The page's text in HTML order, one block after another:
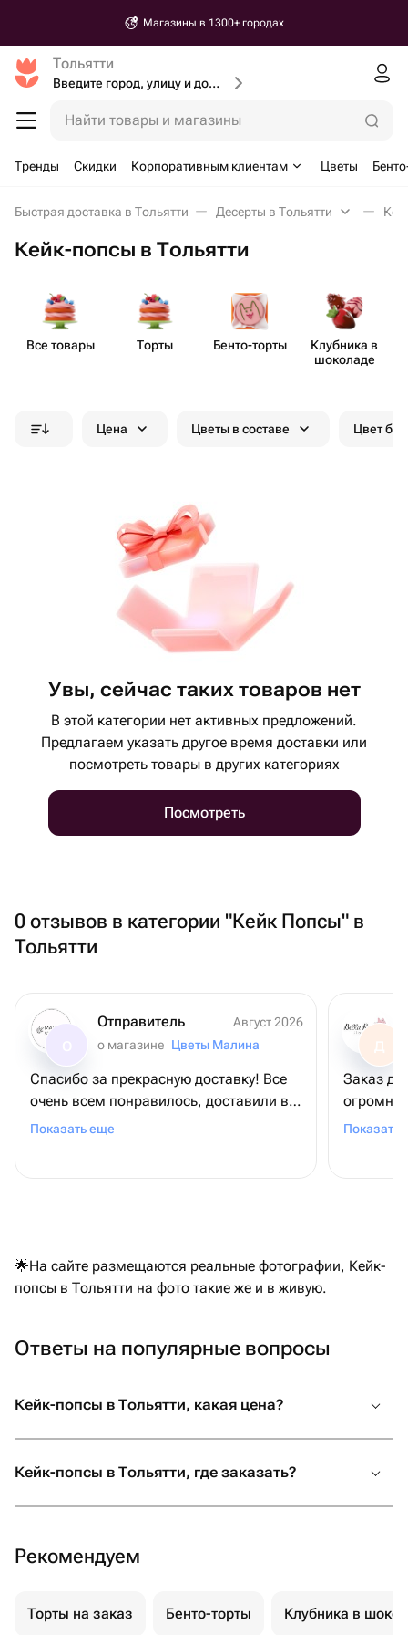
Магазины в 1300+ городах
Тольятти
Введите город, улицу и дом доставки
Найти товары и магазины
Тренды Скидки Корпоративным клиентам Цветы
Быстрая доставка в Тольятти Десерты в Тольятти
Кейк-попсы в Тольятти
Все товары Торты Бенто​-торты
Клубника в
шоколаде
Цена Цветы в составе Цвет
Увы, сейчас таких товаров нет
В этой категории нет активных предложений.
Предлагаем указать другое время доставки или
посмотреть товары в других категориях
Посмотреть
0 отзывов в категории "Кейк Попсы" в
Тольятти
Отправитель
Август 2026
о магазине Цветы Малина
Спасибо за прекрасную доставку! Все
очень всем понравилось, доставили в
срок, цветы в прекрасном состоянии,
Показать еще
Д
Заказ
всему
Показать
🌟На сайте размещаются реальные фотографии, Кейк-
попсы в Тольятти на фото такие же и в живую.
Ответы на популярные вопросы
Кейк-попсы в Тольятти, какая цена?
Кейк-попсы в Тольятти, где заказать?
Рекомендуем
Торты на заказ Бенто-торты Клубника в